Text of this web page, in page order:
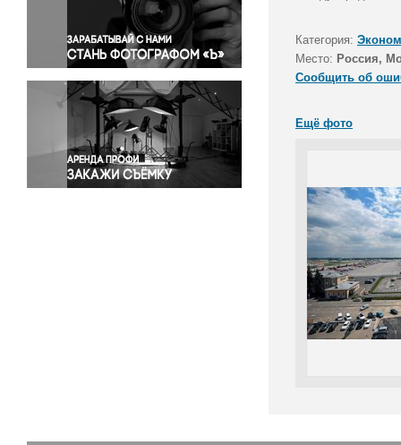
Правосудие
Происшествия и конфликты
Религия
Светская жизнь
Спорт
Экология
Экономика и бизнес
Категория:
Место: Россия,
Сообщить об
Ещё фото